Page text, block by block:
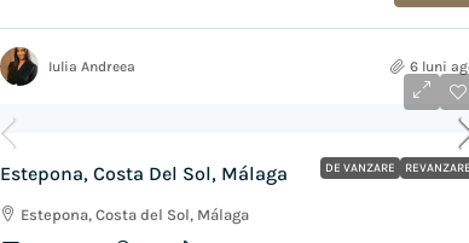
Iulia Andreea 6 luni
DE VANZARE REVANZARE
€1,250,000
Estepona, Costa Del Sol, Málaga
Estepona, Costa del Sol, Málaga